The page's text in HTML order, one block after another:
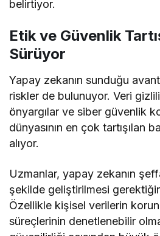
belirtiyor.
Etik ve Güvenlik
Sürüyor
Yapay zekanın sunduğu
riskler de bulunuyor. Veri
önyargılar ve siber güvenlik
dünyasının en çok tartışılan
alıyor.
Uzmanlar, yapay zekanın
şekilde geliştirilmesi
Özellikle kişisel verilerin
süreçlerinin denetlenebilir